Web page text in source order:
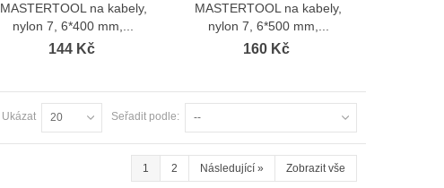
MASTERTOOL na kabely,
nylon 7, 6*400 mm,...
144 Kč
MASTERTOOL na kabely,
nylon 7, 6*500 mm,...
160 Kč
Seřadit podle: --
Ukázat 20
1 2 Následující » Zobrazit vše